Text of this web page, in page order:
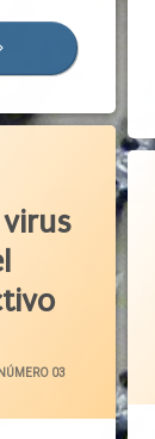
Carácter
CATEGORÍAS:
NÚMERO 03